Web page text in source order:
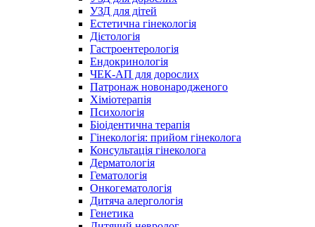
УЗД для дітей
Естетична гінекологія
Дієтологія
Гастроентерологія
Ендокринологія
ЧЕК-АП для дорослих
Патронаж новонародженого
Хіміотерапія
Психологія
Біоідентична терапія
Гінекологія: прийом гінеколога
Консультація гінеколога
Дерматологія
Гематологія
Онкогематологія
Дитяча алергологія
Генетика